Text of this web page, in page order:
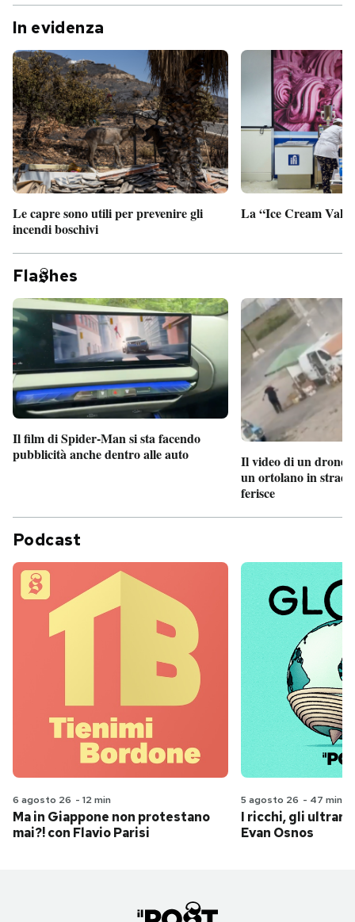
In evidenza
Le capre sono utili per prevenire gli
incendi boschivi
La “Ice Cream
Fla hes
Il film di Spider-Man si sta facendo
pubblicità anche dentro alle auto
Il video di un drone
un ortolano in
ferisce
Podcast
6 agosto 26 - 12 min
Ma in Giappone non protestano
mai?! con Flavio Parisi
5 agosto 26 - 47 min
I ricchi, gli
Evan Osnos